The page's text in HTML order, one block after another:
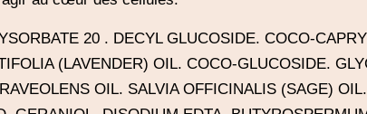
20 . DECYL GLUCOSIDE. COCO-
(LAVENDER) OIL. COCO-GLUCOSIDE.
OIL. SALVIA OFFICINALIS (SAGE)